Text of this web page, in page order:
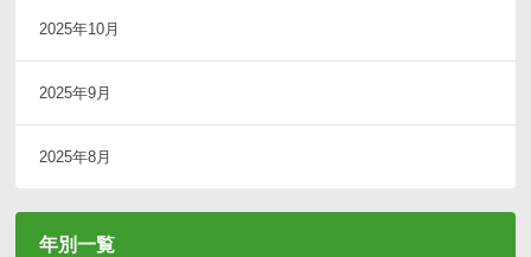
2025年10月
2025年9月
2025年8月
年別一覧